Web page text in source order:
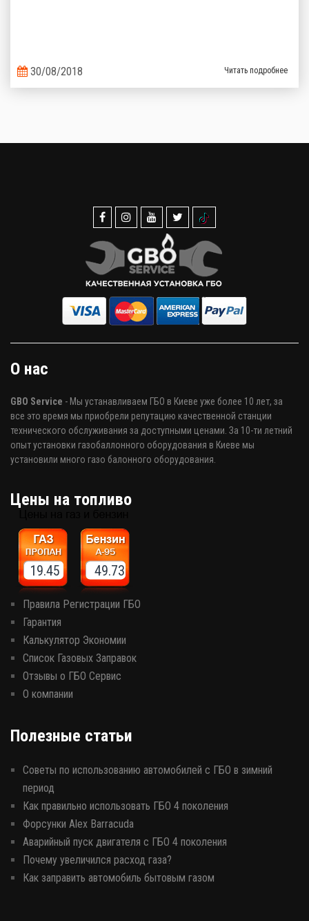
30/08/2018 Читать подробнее
О нас
GBO Service - Мы устанавливаем ГБО в Киеве уже более 10 лет, за
все это время мы приобрели репутацию качественной станции
технического обслуживания за доступными ценами. За 10-ти летний
опыт установки газобаллонного оборудования в Киеве мы
установили много газо балонного оборудования.
Цены на топливо
19.45 49.73
Правила Регистрации ГБО
Гарантия
Калькулятор Экономии
Список Газовых Заправок
Отзывы о ГБО Сервис
О компании
Полезные статьи
Советы по использованию автомобилей с ГБО в зимний
период
Как правильно использовать ГБО 4 поколения
Форсунки Alex Barracuda
Аварийный пуск двигателя с ГБО 4 поколения
Почему увеличился расход газа?
Как заправить автомобиль бытовым газом